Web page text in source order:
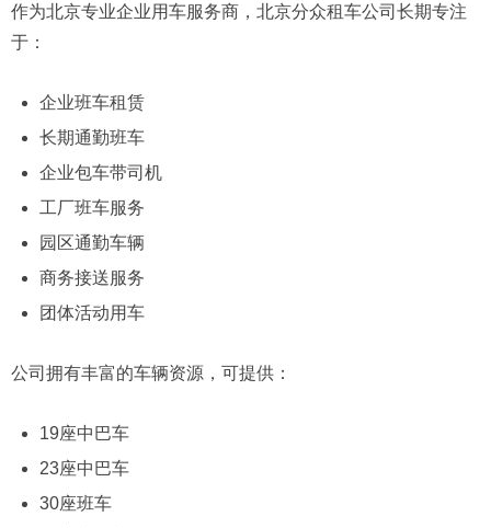
作为北京专业企业用车服务商，北京分众租车公司长期专注
于：
企业班车租赁
长期通勤班车
企业包车带司机
工厂班车服务
园区通勤车辆
商务接送服务
团体活动用车
公司拥有丰富的车辆资源，可提供：
19座中巴车
23座中巴车
30座班车